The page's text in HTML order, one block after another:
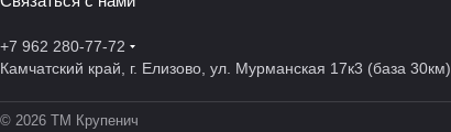
+7 962 280-77-72
Камчатский край, г. Елизово, ул. Мурманская 17к3 (база 30км)
© 2026 ТМ Крупенич